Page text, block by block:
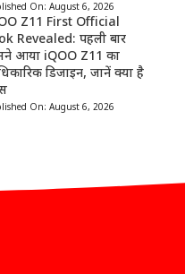
On: August 6, 2026
Z11 First Official
Revealed: पहली बार
आया iQOO Z11 का
डिजाइन, जानें क्या है
On: August 6, 2026